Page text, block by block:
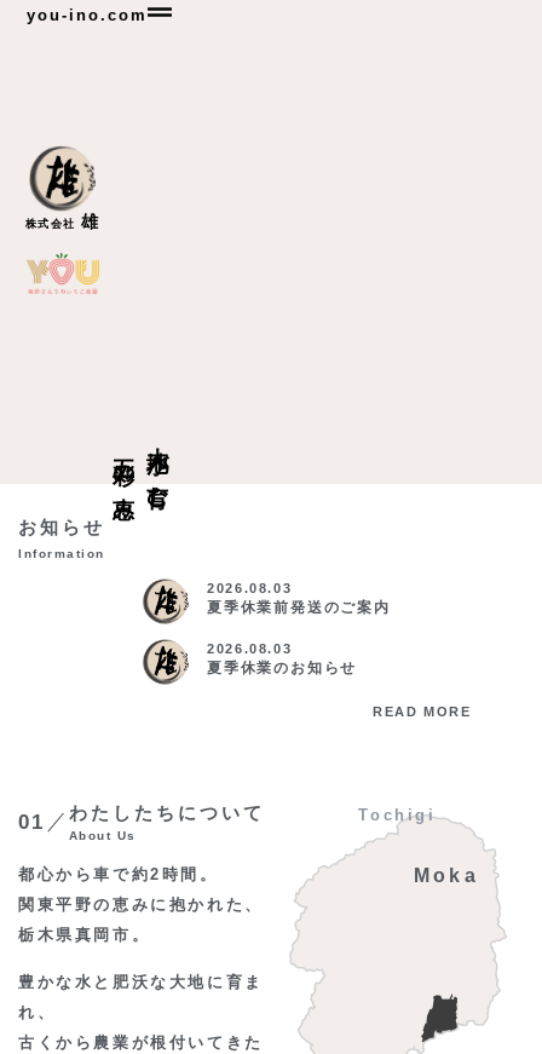
you-ino.com
株式会社 雄
大地が育む、
五彩の恵み
お知らせ
Information
2026.08.03
夏季休業前発送のご案内
2026.08.03
夏季休業のお知らせ
READ MORE
01 わたしたちについて
About Us
都心から車で約2時間。
関東平野の恵みに抱かれた、
栃木県真岡市。
豊かな水と肥沃な大地に育ま
れ、
古くから農業が根付いてきた
Tochigi
Moka